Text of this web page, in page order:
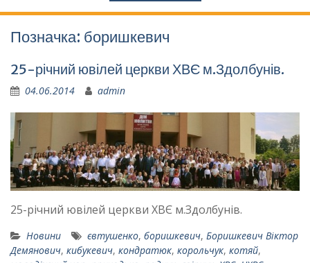
Позначка: боришкевич
25-річний ювілей церкви ХВЄ м.Здолбунів.
04.06.2014 admin
25-річний ювілей церкви ХВЄ м.Здолбунів.
Новини євтушенко, боришкевич, Боришкевич Віктор
Демянович, кибукевич, кондратюк, корольчук, котяй,